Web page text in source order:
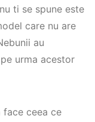
ti se spune este
care nu are
au
urma acestor
face ceea ce